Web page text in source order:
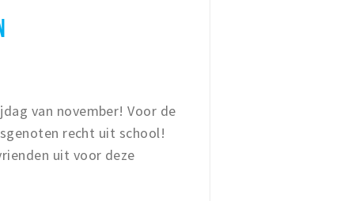
van november! Voor de
recht uit school!
uit voor deze